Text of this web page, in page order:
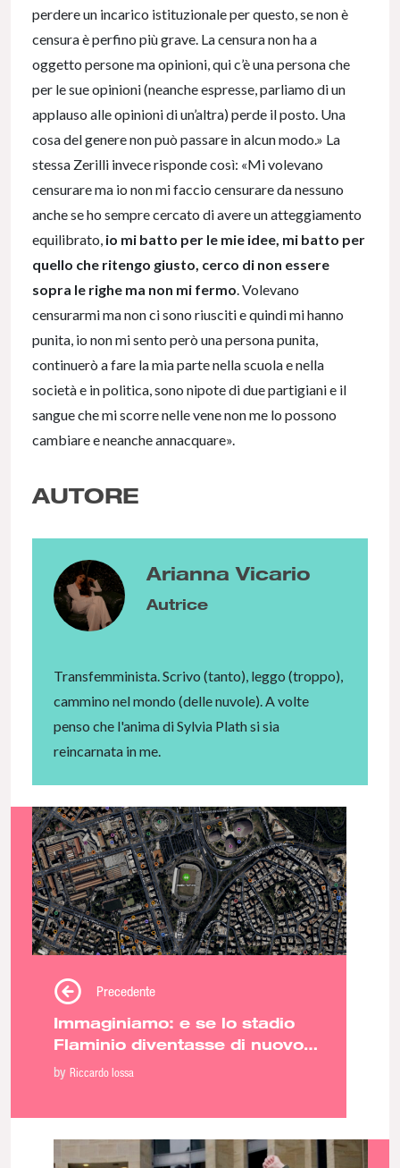
perdere un incarico istituzionale per questo, se non è
censura è perfino più grave. La censura non ha a
oggetto persone ma opinioni, qui c’è una persona che
per le sue opinioni (neanche espresse, parliamo di un
applauso alle opinioni di un’altra) perde il posto. Una
cosa del genere non può passare in alcun modo.» La
stessa Zerilli invece risponde così: «Mi volevano
censurare ma io non mi faccio censurare da nessuno
anche se ho sempre cercato di avere un atteggiamento
equilibrato, io mi batto per le mie idee, mi batto per
quello che ritengo giusto, cerco di non essere
sopra le righe ma non mi fermo . Volevano
censurarmi ma non ci sono riusciti e quindi mi hanno
punita, io non mi sento però una persona punita,
continuerò a fare la mia parte nella scuola e nella
società e in politica, sono nipote di due partigiani e il
sangue che mi scorre nelle vene non me lo possono
cambiare e neanche annacquare».
AUTORE
Arianna Vicario
Autrice
Transfemminista. Scrivo (tanto), leggo (troppo),
cammino nel mondo (delle nuvole). A volte
penso che l'anima di Sylvia Plath si sia
reincarnata in me.
Precedente
Immaginiamo: e se lo stadio
Flaminio diventasse di nuovo
uno stadio?
by Riccardo Iossa